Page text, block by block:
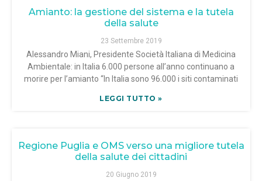
Amianto: la gestione del sistema e la tutela
della salute
23 Settembre 2019
Alessandro Miani, Presidente Società Italiana di Medicina
Ambientale: in Italia 6.000 persone all’anno continuano a
morire per l’amianto “In Italia sono 96.000 i siti contaminati
LEGGI TUTTO »
Regione Puglia e OMS verso una migliore tutela
della salute dei cittadini
20 Giugno 2019